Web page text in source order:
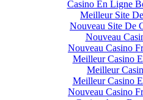
Casino En Ligne
Meilleur Site
Nouveau Site De
Nouveau
Nouveau Casino
Meilleur Casino
Meilleur
Meilleur Casino
Nouveau Casino